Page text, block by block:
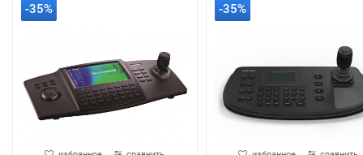
-35% -35%